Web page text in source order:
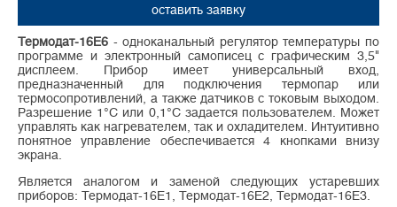
оставить заявку
Термодат-16Е6 - одноканальный регулятор температуры по
программе и электронный самописец с графическим 3,5"
дисплеем. Прибор имеет универсальный вход,
предназначенный для подключения термопар или
термосопротивлений, а также датчиков с токовым выходом.
Разрешение 1°С или 0,1°С задается пользователем. Может
управлять как нагревателем, так и охладителем. Интуитивно
понятное управление обеспечивается 4 кнопками внизу
экрана.
Является аналогом и заменой следующих устаревших
приборов: Термодат-16Е1, Термодат-16Е2, Термодат-16Е3.